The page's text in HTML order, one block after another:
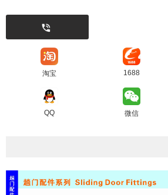
淘宝 1688
QQ 微信